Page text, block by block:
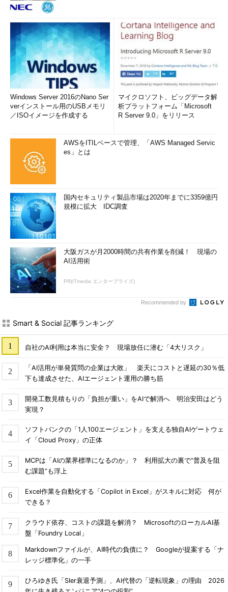
Windows Server 2016のNano Ser
verインストール用のUSBメモリ
／ISOイメージを作成する
マイクロソフト、ビッグデータ解
析プラットフォーム「Microsoft
R Server 9.0」をリリース
AWSをITILベースで管理、「AWS Managed Servic
es」とは
国内セキュリティ製品市場は2020年までに3359億円
規模に拡大 IDC調査
大阪ガスが月2000時間の共有作業を削減！ 現場の
AI活用術
PR(ITmedia エンタープライズ)
Recommended by
Smart & Social 記事ランキング
自社のAI利用は本当に安全？ 現場放任に潜む「4大リスク」
「AI活用が単発質問の企業は大敗」 楽天にコストと遅延の30％低
下も達成させた、AIエージェント運用の勝ち筋
開発工数見積もりの「負担が重い」をAIで解消へ 明治安田はどう
実現？
ソフトバンクの「1人100エージェント」を支える独自AIゲートウェ
イ「Cloud Proxy」の正体
MCPは「AIの業界標準になるのか」？ 利用拡大の裏で“普及を阻
む課題”も浮上
Excel作業を自動化する「Copilot in Excel」がスキルに対応 何が
できる？
クラウド依存、コストの課題を解消？ MicrosoftのローカルAI基
盤「Foundry Local」
Markdownファイルが、AI時代の負債に？ Googleが提案する「ナ
レッジ標準化」の一手
ひろゆき氏「SIer衰退予測」、AI代替の「逆転現象」の理由 2026